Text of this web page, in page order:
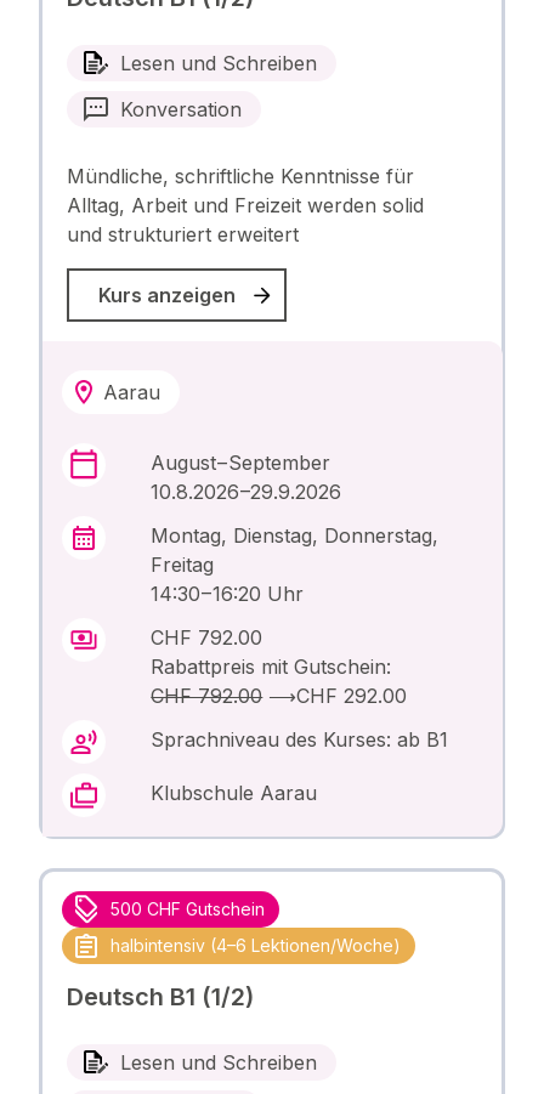
Lesen und Schreiben
Konversation
Mündliche, schriftliche Kenntnisse für
Alltag, Arbeit und Freizeit werden solid
und strukturiert erweitert
Kurs anzeigen
Aarau
August – September
10.8.2026 –29.9.2026
Montag, Dienstag, Donnerstag,
Freitag
14:30 – 16:20 Uhr
CHF 792.00
Rabattpreis mit Gutschein:
CHF 792.00⟶CHF 292.00
Sprachniveau des Kurses: ab B1
Klubschule Aarau
500 CHF Gutschein
halbintensiv (4–6 Lektionen/Woche)
Deutsch B1 (1/2)
Lesen und Schreiben